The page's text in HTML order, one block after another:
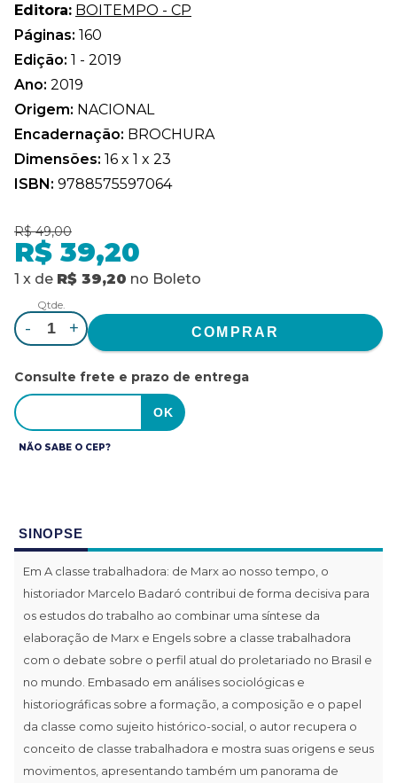
Editora: BOITEMPO - CP
Páginas: 160
Edição: 1 - 2019
Ano: 2019
Origem: NACIONAL
Encadernação: BROCHURA
Dimensões: 16 x 1 x 23
ISBN: 9788575597064
R$ 49,00
R$ 39,20
1 x de R$ 39,20 no Boleto
Qtde.
- +
Consulte frete e prazo de entrega
NÃO SABE O CEP?
SINOPSE
Em A classe trabalhadora: de Marx ao nosso tempo, o
historiador Marcelo Badaró contribui de forma decisiva para
os estudos do trabalho ao combinar uma síntese da
elaboração de Marx e Engels sobre a classe trabalhadora
com o debate sobre o perfil atual do proletariado no Brasil e
no mundo. Embasado em análises sociológicas e
historiográficas sobre a formação, a composição e o papel
da classe como sujeito histórico-social, o autor recupera o
conceito de classe trabalhadora e mostra suas origens e seus
movimentos, apresentando também um panorama de